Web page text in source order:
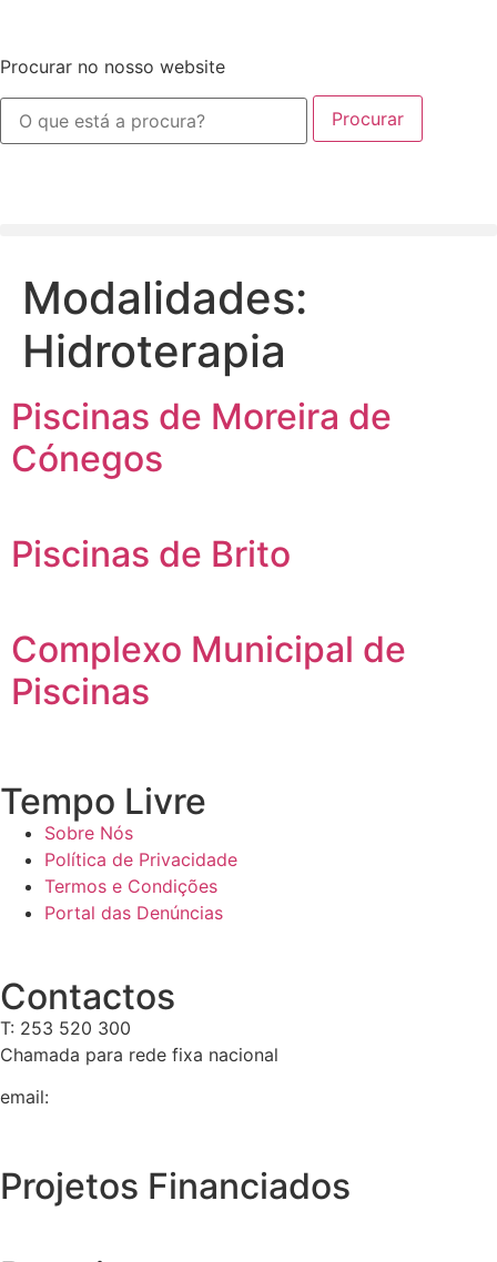
Procurar no nosso website
Procurar
Modalidades:
Hidroterapia
Piscinas de Moreira de
Cónegos
Piscinas de Brito
Complexo Municipal de
Piscinas
Tempo Livre
Sobre Nós
Política de Privacidade
Termos e Condições
Portal das Denúncias
Contactos
T: 253 520 300
Chamada para rede fixa nacional
email:
Projetos Financiados